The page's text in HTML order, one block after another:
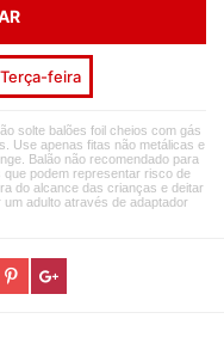
feira
solte balões foil cheios com gás
Use apenas fitas não metálicas e
Balão não recomendado para
podem representar risco de
do alcance das crianças e deitar
adulto através de adaptador